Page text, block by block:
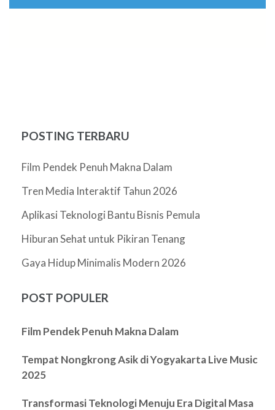
POSTING TERBARU
Film Pendek Penuh Makna Dalam
Tren Media Interaktif Tahun 2026
Aplikasi Teknologi Bantu Bisnis Pemula
Hiburan Sehat untuk Pikiran Tenang
Gaya Hidup Minimalis Modern 2026
POST POPULER
Film Pendek Penuh Makna Dalam
Tempat Nongkrong Asik di Yogyakarta Live Music
2025
Transformasi Teknologi Menuju Era Digital Masa